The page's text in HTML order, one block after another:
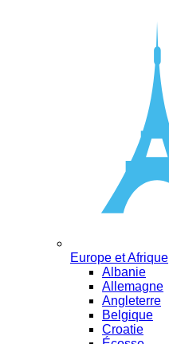
Europe et Afrique
Albanie
Allemagne
Angleterre
Belgique
Croatie